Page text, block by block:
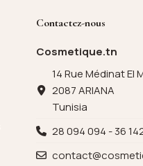
Contactez-nous
Cosmetique.tn
14 Rue Médinat El
2087 ARIANA
Tunisia
28 094 094 - 36